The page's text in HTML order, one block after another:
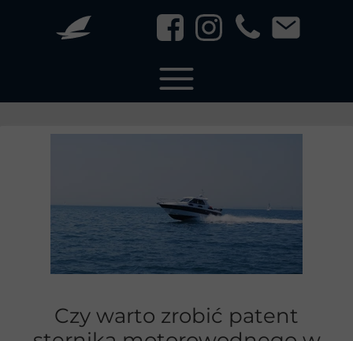
Czy warto zrobić patent